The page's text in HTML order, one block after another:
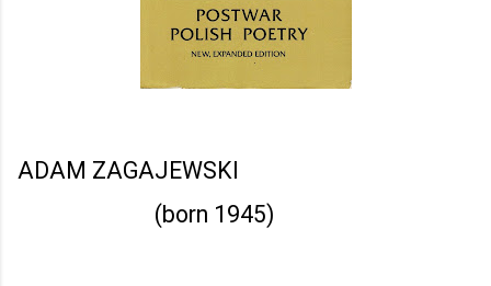
ADAM ZAGAJEWSKI
(born 1945)